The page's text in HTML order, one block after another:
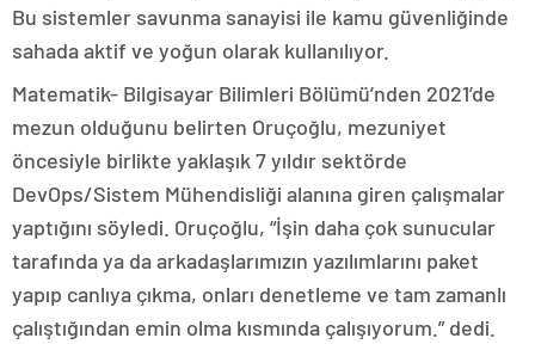
Bu sistemler savunma sanayisi ile kamu güvenliğinde
sahada aktif ve yoğun olarak kullanılıyor.
Matematik- Bilgisayar Bilimleri Bölümü’nden 2021’de
mezun olduğunu belirten Oruçoğlu, mezuniyet
öncesiyle birlikte yaklaşık 7 yıldır sektörde
DevOps/Sistem Mühendisliği alanına giren çalışmalar
yaptığını söyledi. Oruçoğlu, “İşin daha çok sunucular
tarafında ya da arkadaşlarımızın yazılımlarını paket
yapıp canlıya çıkma, onları denetleme ve tam zamanlı
çalıştığından emin olma kısmında çalışıyorum.” dedi.